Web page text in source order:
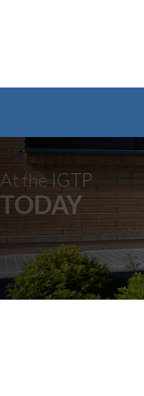
At the IGTP
TODAY